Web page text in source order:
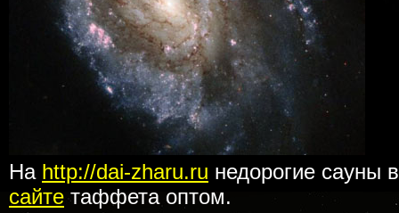
На http://dai-zharu.ru недорогие сауны
сайте таффета оптом.